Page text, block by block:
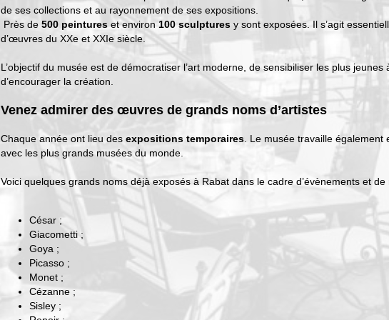
de ses collections et au rayonnement de ses expositions.
Près de 500 peintures et environ 100 sculptures y sont exposées. Il s’agit
d’œuvres du XXe et XXIe siècle.
L’objectif du musée est de démocratiser l’art moderne, de sensibiliser les plus jeunes
d’encourager la création.
Venez admirer des œuvres de grands noms d’artistes
Chaque année ont lieu des expositions temporaires . Le musée travaille également
avec les plus grands musées du monde.
Voici quelques grands noms déjà exposés à Rabat dans le cadre d’évènements et
César ;
Giacometti ;
Goya ;
Picasso ;
Monet ;
Cézanne ;
Sisley ;